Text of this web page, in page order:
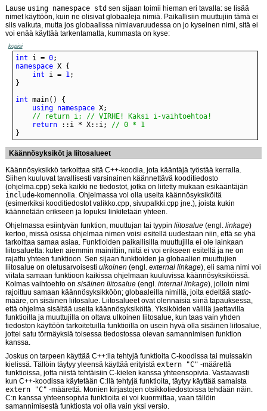
Lause using namespace std sen sijaan toimii hieman eri tavalla: se lisää
nimet käyttöön, kuin ne olisivat globaaleja nimiä. Paikallisiin muuttujiin tämä ei
siis vaikuta, mutta jos globaalissa nimiavaruudessa on jo kyseinen nimi, sitä ei
voi enää käyttää tarkentamatta, kummasta on kyse:
kopioi
int i = 0
namespace
int i = 1
int
using namespace
// return i; // VIRHE! Kaksi i-vaihtoehtoa!
return ::i * X::i; // 0 * 1
}
Käännösyksiköt ja liitosalueet
Käännösyksikkö tarkoittaa sitä C++-koodia, jota kääntäjä työstää kerralla.
Siihen kuuluvat tavallisesti varsinainen käännettävä kooditiedosto
(ohjelma.cpp) sekä kaikki ne tiedostot, jotka on liitetty mukaan esikääntäjän
include-komennolla. Ohjelmassa voi olla useita käännösyksiköitä
(esimerkiksi kooditiedostot valikko.cpp, sivupalkki.cpp jne.), joista kukin
käännetään erikseen ja lopuksi linkitetään yhteen.
Ohjelmassa esiintyvän funktion, muuttujan tai tyypin liitosalue (engl. linkage)
kertoo, missä osissa ohjelmaa nimen voisi esitellä uudestaan niin, että se yhä
tarkoittaa samaa asiaa. Funktioiden paikallisilla muuttujilla ei ole lainkaan
liitosaluetta: kuten aiemmin mainittiin, niitä ei voi erikseen esitellä ja ne on
rajattu yhteen funktioon. Sen sijaan funktioiden ja globaalien muuttujien
liitosalue on oletusarvoisesti ulkoinen (engl. external linkage), eli sama nimi voi
viitata samaan funktioon kaikissa ohjelmaan kuuluvissa käännösyksiköissä.
Kolmas vaihtoehto on sisäinen liitosalue (engl. internal linkage), jolloin nimi
rajoittuu samaan käännösyksikköön; globaaleilla nimillä, joita edeltää static-
määre, on sisäinen liitosalue. Liitosalueet ovat olennaisia siinä tapauksessa,
että ohjelma sisältää useita käännösyksiköitä. Yksiköiden välillä jaettavilla
funktioilla ja muuttujilla on oltava ulkoinen liitosalue, kun taas vain yhden
tiedoston käyttöön tarkoitetuilla funktioilla on usein hyvä olla sisäinen liitosalue,
jottei satu törmäyksiä toisessa tiedostossa olevan samannimisen funktion
kanssa.
Joskus on tarpeen käyttää C++:lla tehtyjä funktioita C-koodissa tai muissakin
kielissä. Tällöin täytyy yleensä käyttää erityistä extern "C" -määrettä
funktioissa, jotta niistä tehtäisiin C-kielen kanssa yhteensopivia. Vastaavasti
kun C++-koodissa käytetään C:llä tehtyjä funktioita, täytyy käyttää samaista
extern "C" -määrettä. Monien kirjastojen otsikkotiedostoissa tehdään näin.
C:n kanssa yhteensopivia funktioita ei voi kuormittaa, vaan tällöin
samannimisestä funktiosta voi olla vain yksi versio.